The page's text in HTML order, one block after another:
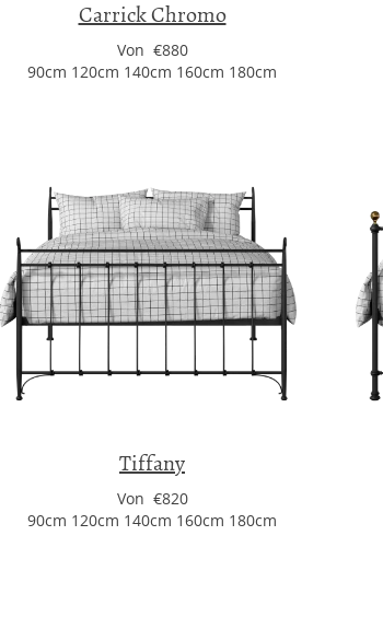
Carrick Chromo
Von €880
90cm 120cm 140cm 160cm 180cm
Tiffany
Von €820
90cm 120cm 140cm 160cm 180cm